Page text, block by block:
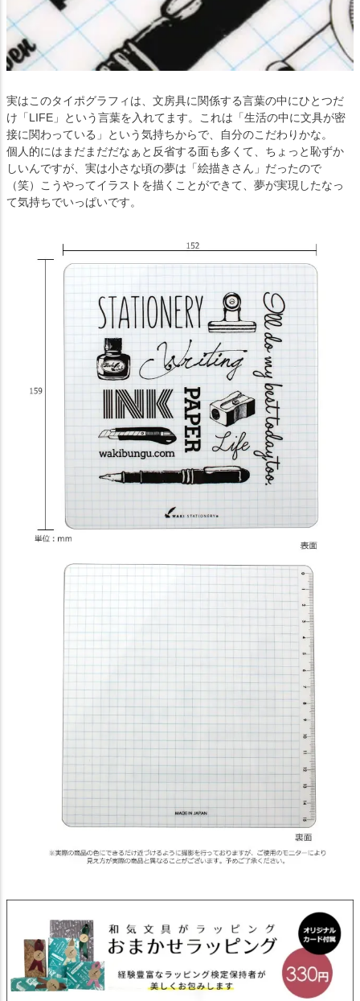
実はこのタイポグラフィは、文房具に関係する言葉の中にひとつだ
け「LIFE」という言葉を入れてます。これは「生活の中に文具が密
接に関わっている」という気持ちからで、自分のこだわりかな。
個人的にはまだまだだなぁと反省する面も多くて、ちょっと恥ずか
しいんですが、実は小さな頃の夢は「絵描きさん」だったので
（笑）こうやってイラストを描くことができて、夢が実現したなっ
て気持ちでいっぱいです。